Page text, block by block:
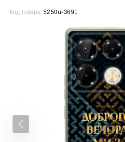
Код товара: 5250u-3691